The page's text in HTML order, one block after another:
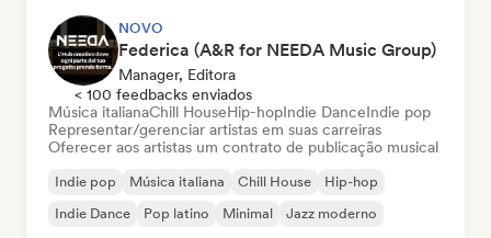
NOVO
Federica (A&R for NEEDA Music Group)
Manager, Editora
< 100 feedbacks enviados
Música italianaChill HouseHip-hopIndie DanceIndie pop
Representar/gerenciar artistas em suas carreiras
Oferecer aos artistas um contrato de publicação musical
Indie pop Música italiana Chill House
Hip-hop
Indie Dance
Pop latino Minimal Jazz moderno